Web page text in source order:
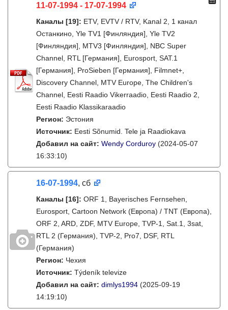
11-07-1994 - 17-07-1994
Каналы [19]: ETV, EVTV / RTV, Kanal 2, 1 канал
Останкино, Yle TV1 [Финляндия], Yle TV2
[Финляндия], MTV3 [Финляндия], NBC Super
Channel, RTL [Германия], Eurosport, SAT.1
[Германия], ProSieben [Германия], Filmnet+,
Discovery Channel, MTV Europe, The Children's
Channel, Eesti Raadio Vikerraadio, Eesti Raadio 2,
Eesti Raadio Klassikaraadio
Регион: Эстония
Источник: Eesti Sõnumid. Tele ja Raadiokava
Добавил на сайт: Wendy Corduroy (2024-05-07
16:33:10)
16-07-1994, сб
Каналы [16]: ORF 1, Bayerisches Fernsehen,
Eurosport, Cartoon Network (Европа) / TNT (Европа),
ORF 2, ARD, ZDF, MTV Europe, TVP-1, Sat.1, 3sat,
RTL 2 (Германия), TVP-2, Pro7, DSF, RTL
(Германия)
Регион: Чехия
Источник: Týdeník televize
Добавил на сайт: dimlys1994 (2025-09-19
14:19:10)